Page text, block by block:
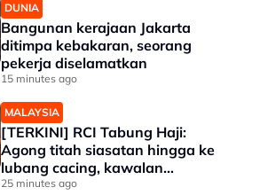
DUNIA
Bangunan kerajaan Jakarta
ditimpa kebakaran, seorang
pekerja diselamatkan
15 minutes ago
MALAYSIA
[TERKINI] RCI Tabung Haji:
Agong titah siasatan hingga ke
lubang cacing, kawalan
sempadan diperkukuh
25 minutes ago